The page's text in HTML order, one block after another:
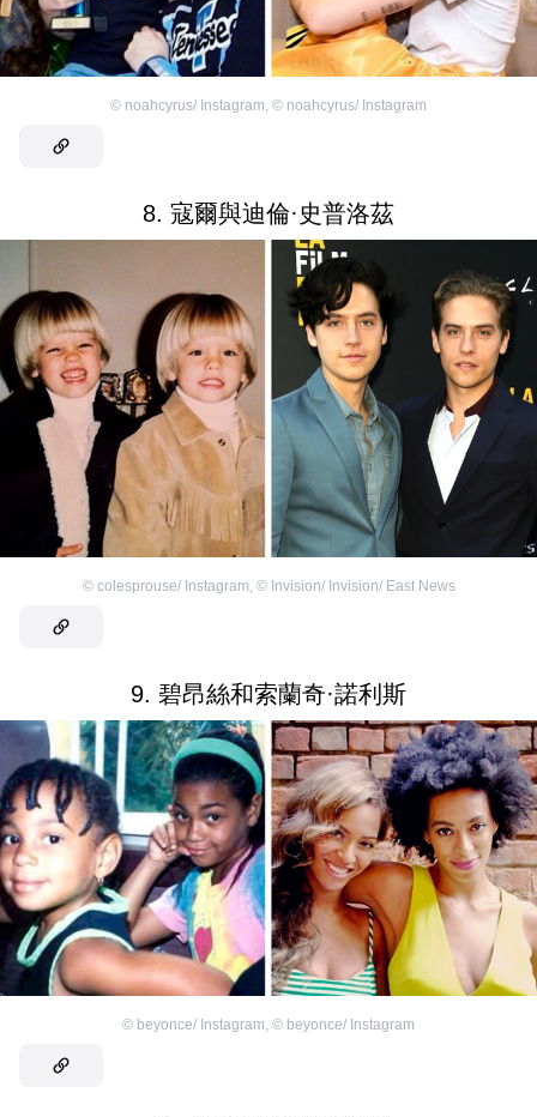
© noahcyrus/ Instagram © noahcyrus/ Instagram
8. 寇爾與迪倫·史普洛茲
© colesprouse/ Instagram, © Invision/ Invision/ East News
9. 碧昂絲和索蘭奇·諾利斯
© beyonce/ Instagram © beyonce/ Instagram